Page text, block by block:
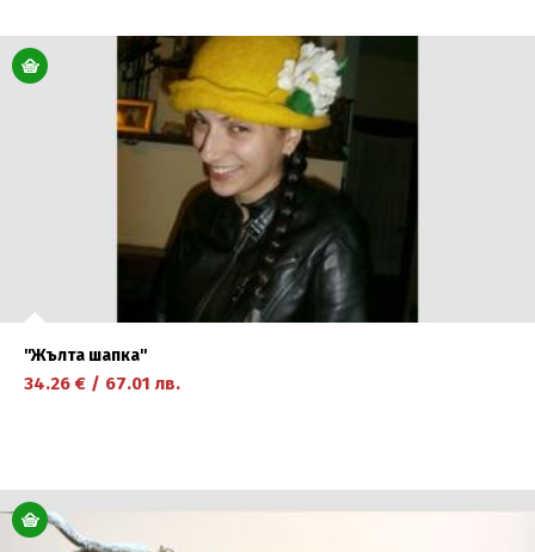
научете повече
''Жълта шапка''
34.26 € / 67.01 лв.
научете повече